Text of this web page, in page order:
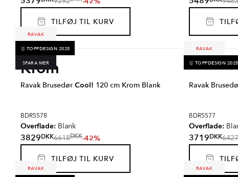
TILFØJ TIL KURV
Krom
RAVAK
🥇 TOPPDESIGN 2025
SPARA MER
Ravak Brusedør Cool! 120 cm Krom Blank
BDR5578
Overflade: Blank
3829DKK6618DKK-42%
TILFØJ TIL KURV
RAVAK
🥇 TOPPDESIGN 2025
Ravak
BDR5577
Overflade:
3719DKK6427
RAVAK RAVAK